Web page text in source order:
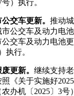
）执行。
交车更新。 推动
公交车及动力电
交车及动力电池
执行。
更新。 继续支持
《关于实施好
办机〔2025〕3号